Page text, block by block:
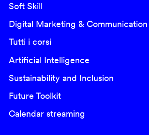
Soft Skill
Digital Marketing & Communication
Tutti i corsi
Artificial Intelligence
Sustainability and Inclusion
Future Toolkit
Calendar streaming